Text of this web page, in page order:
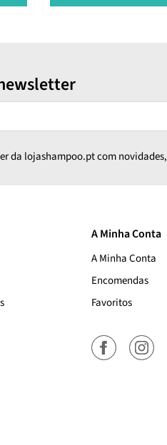
da lojashampoo.pt com
A Minha Conta
A Minha Conta
Encomendas
Favoritos